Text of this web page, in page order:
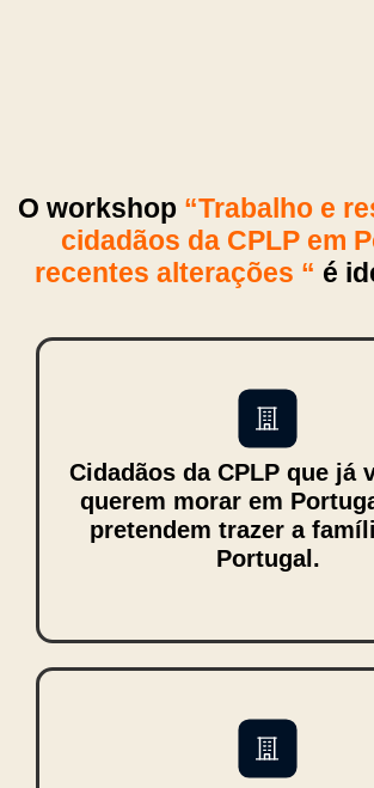
O workshop “Trabalho e
cidadãos da CPLP em
recentes alterações “ é
Cidadãos da CPLP que já
querem morar em
pretendem trazer a
Portugal.